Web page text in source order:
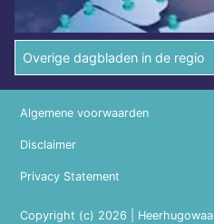
Overige dagbladen in de regio
Copyright (c) 2026 |
Algemene voorwaarden
Disclaimer
Privacy Statement